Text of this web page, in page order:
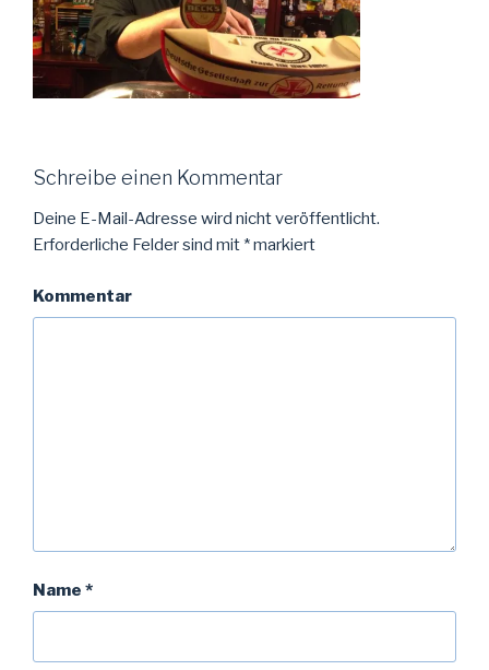
Schreibe einen Kommentar
Deine E-Mail-Adresse wird nicht veröffentlicht.
Erforderliche Felder sind mit *markiert
Kommentar
Name *